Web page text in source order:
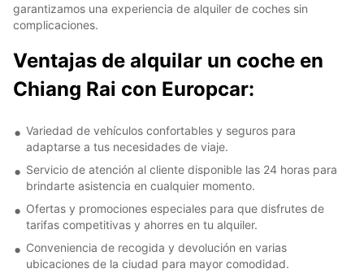
garantizamos una experiencia de alquiler de coches sin
complicaciones.
Ventajas de alquilar un coche en
Chiang Rai con Europcar:
Variedad de vehículos confortables y seguros para
adaptarse a tus necesidades de viaje.
Servicio de atención al cliente disponible las 24 horas para
brindarte asistencia en cualquier momento.
Ofertas y promociones especiales para que disfrutes de
tarifas competitivas y ahorres en tu alquiler.
Conveniencia de recogida y devolución en varias
ubicaciones de la ciudad para mayor comodidad.